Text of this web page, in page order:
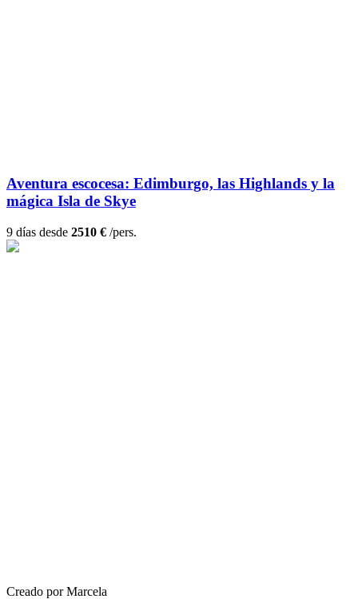
Aventura escocesa: Edimburgo, las Highlands y la
mágica Isla de Skye
9 días desde 2510 € /pers.
Creado por Marcela